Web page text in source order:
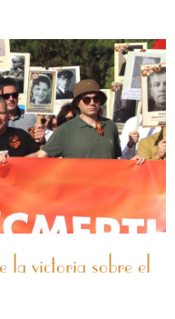
la victoria sobre el